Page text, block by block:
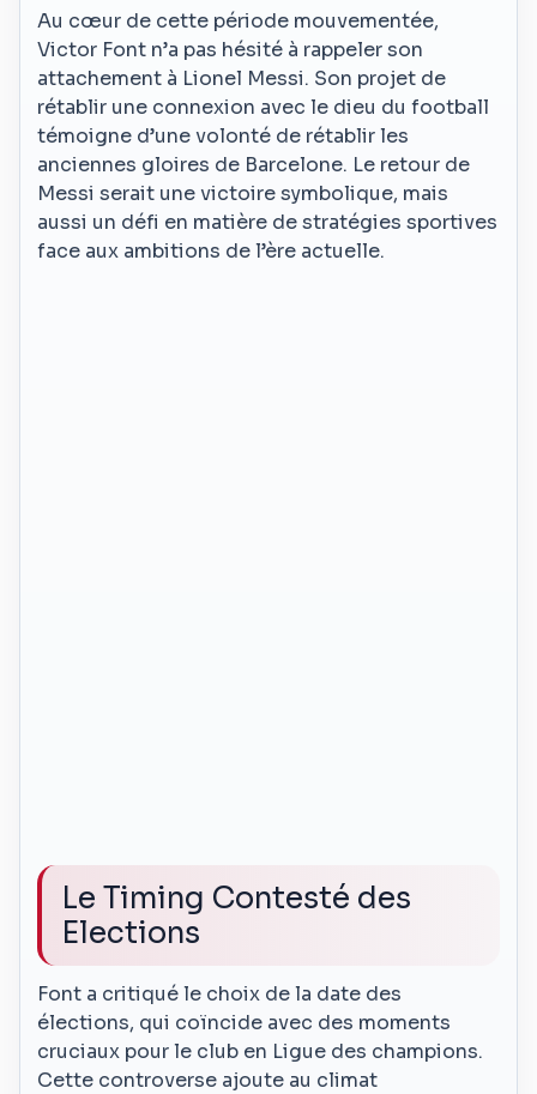
Au cœur de cette période mouvementée,
Victor Font n’a pas hésité à rappeler son
attachement à Lionel Messi. Son projet de
rétablir une connexion avec le dieu du football
témoigne d’une volonté de rétablir les
anciennes gloires de Barcelone. Le retour de
Messi serait une victoire symbolique, mais
aussi un défi en matière de stratégies sportives
face aux ambitions de l’ère actuelle.
Le Timing Contesté des
Elections
Font a critiqué le choix de la date des
élections, qui coïncide avec des moments
cruciaux pour le club en Ligue des champions.
Cette controverse ajoute au climat